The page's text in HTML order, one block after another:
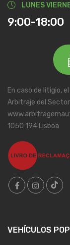
LUNES
9:00-18:00
En caso de litigio,
Arbitraje del
1050 194 Lisboa
VEHÍCULOS